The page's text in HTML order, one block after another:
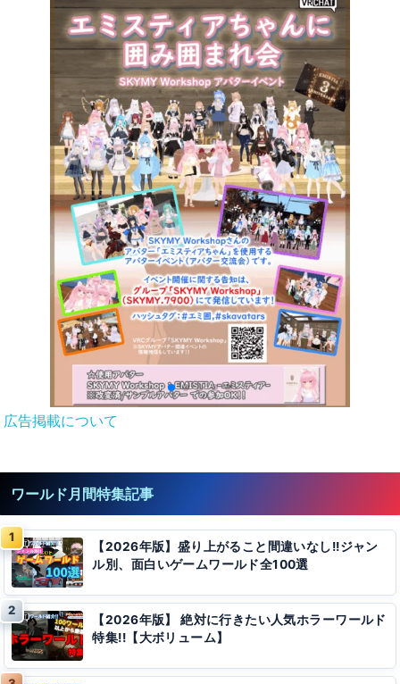
広告掲載について
ワールド月間特集記事
【2026年版】盛り上がること間違いなし!!ジャン
ル別、面白いゲームワールド全100選
【2026年版】 絶対に行きたい人気ホラーワールド
特集!!【大ボリューム】